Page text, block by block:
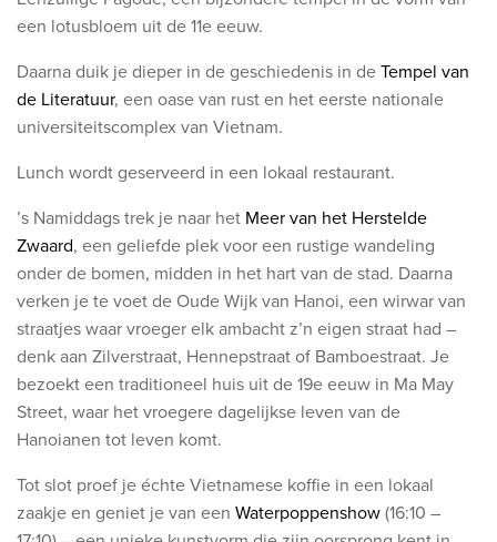
een lotusbloem uit de 11e eeuw.
Daarna duik je dieper in de geschiedenis in deTempel van
de Literatuur, een oase van rust en het eerste nationale
universiteitscomplex van Vietnam.
Lunch wordt geserveerd in een lokaal restaurant.
’s Namiddags trek je naar het Meer van het Herstelde
Zwaard, een geliefde plek voor een rustige wandeling
onder de bomen, midden in het hart van de stad. Daarna
verken je te voet de Oude Wijk van Hanoi, een wirwar van
straatjes waar vroeger elk ambacht z’n eigen straat had –
denk aan Zilverstraat, Hennepstraat of Bamboestraat. Je
bezoekt een traditioneel huis uit de 19e eeuw in Ma May
Street, waar het vroegere dagelijkse leven van de
Hanoianen tot leven komt.
Tot slot proef je échte Vietnamese koffie in een lokaal
zaakje en geniet je van een Waterpoppenshow(16:10 –